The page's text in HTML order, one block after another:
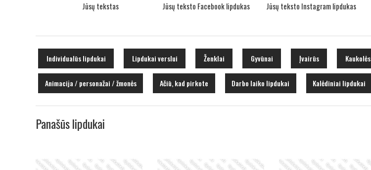
Jūsų tekstas Jūsų teksto Facebook lipdukas Jūsų teksto Instagram lipdukas
Individualūs lipdukai Lipdukai verslui Ženklai Gyvūnai Įvairūs Kaukolės
Animacija / personažai / žmonės Ačiū, kad pirkote Darbo laiko lipdukai Kalėdiniai lipdukai
Panašūs lipdukai